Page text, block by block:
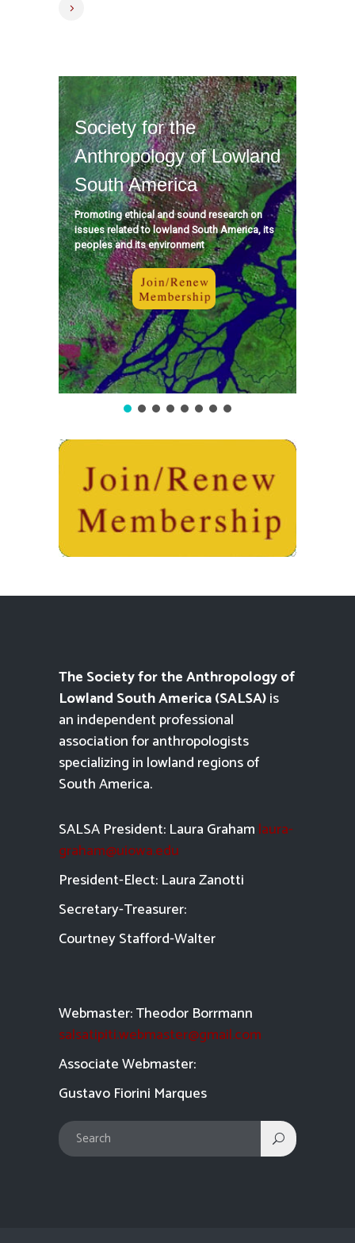
Society for the
Anthropology of Lowland
South America
Promoting ethical and sound research on
issues related to lowland South America, its
peoples and its environment
The Society for the Anthropology of
Lowland South America (SALSA)is
an independent professional
association for anthropologists
specializing in lowland regions of
South America.
SALSA President: Laura Graham laura-
graham@uiowa.edu
President-Elect: Laura Zanotti
Secretary-Treasurer:
Courtney Stafford-Walter
Webmaster: Theodor Borrmann
salsatipiti.webmaster@gmail.com
Associate Webmaster:
Gustavo Fiorini Marques